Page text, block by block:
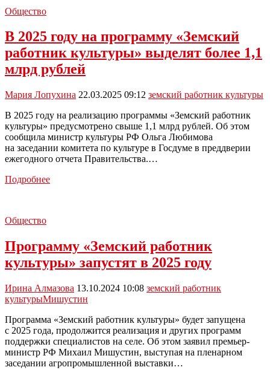
на
участие
в
программе
«Земский
работник
культуры»
Общество
В 2025 году на программу «Земский
работник культуры» выделят более 1,1
млрд рублей
Мария Лопухина 22.03.2025 09:12 земский работник культуры
В 2025 году на реализацию программы «Земский работник
культуры» предусмотрено свыше 1,1 млрд рублей. Об этом
сообщила министр культуры РФ Ольга Любимова
на заседании комитета по культуре в Госдуме в преддверии
ежегодного отчета Правительства.…
ПодробнееВ
работник
культуры»
выделят
1,1
млрд
Общество
Программу «Земский работник
культуры» запустят в 2025 году
Ирина Алмазова 13.10.2024 10:08 земский работник
культурыМишустин
Программа «Земский работник культуры» будет запущена
с 2025 года, продолжится реализация и других программ
поддержки специалистов на селе. Об этом заявил премьер-
министр РФ Михаил Мишустин, выступая на пленарном
заседании агропромышленной выставки…